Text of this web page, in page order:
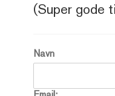
(Super gode
Navn